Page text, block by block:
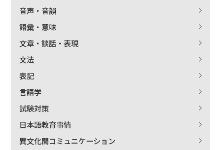
音声・音韻
語彙・意味
文章・談話・表現
文法
表記
言語学
試験対策
日本語教育事情
異文化間コミュニケーション